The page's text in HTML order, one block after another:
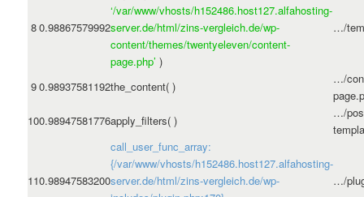
80.98867579992
‘/var/www/vhosts/h152486.host127.alfahosting-
server.de/html/zins-vergleich.de/wp-
content/themes/twentyeleven/content-
page.php’ )
…/
90.98937581192the_content( )
…/
100.98947581776apply_filters( )
…/
110.98947583200
call_user_func_array:
{/var/www/vhosts/h152486.host127.alfahosting-
server.de/html/zins-vergleich.de/wp-
…/